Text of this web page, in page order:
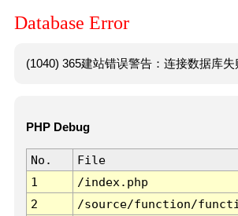
Database Error
(1040) 365建站错误警告：连接数据库
PHP Debug
No. File
1
/index.php
2
/source/function/